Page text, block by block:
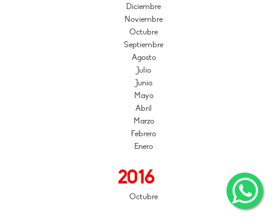
Diciembre
Noviembre
Octubre
Septiembre
Agosto
Julio
Junio
Mayo
Abril
Marzo
Febrero
Enero
2016
Octubre